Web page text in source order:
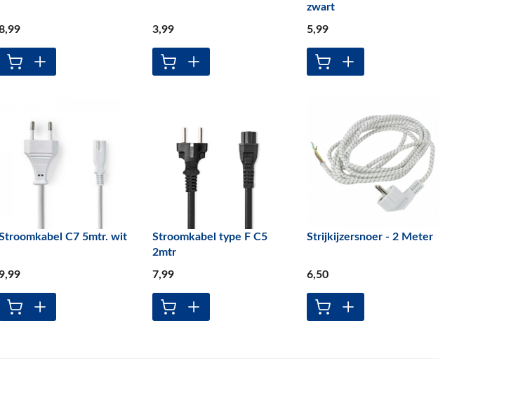
,99 3,99
zwart
5,99
C7 5mtr. wit
,99
Stroomkabel type F C5
2mtr
7,99
Strijkijzersnoer - 2 Meter
6,50